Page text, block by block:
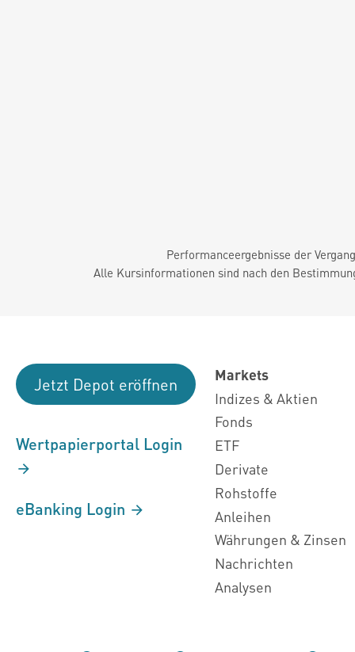
Performanceergebnisse der
Alle Kursinformationen sind nach den
Jetzt Depot eröffnen
Wertpapierportal Login
eBanking Login
Markets
Indizes & Aktien
Fonds
ETF
Derivate
Rohstoffe
Anleihen
Währungen & Zinsen
Nachrichten
Analysen